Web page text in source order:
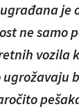
je
ne samo
vozila